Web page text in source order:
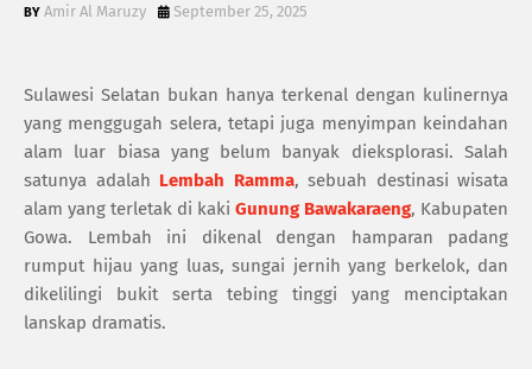
Amir Al Maruzy September 25, 2025
Sulawesi Selatan bukan hanya terkenal dengan kulinernya
yang menggugah selera, tetapi juga menyimpan keindahan
alam luar biasa yang belum banyak dieksplorasi. Salah
satunya adalah Lembah Ramma, sebuah destinasi wisata
alam yang terletak di kaki Gunung Bawakaraeng, Kabupaten
Gowa. Lembah ini dikenal dengan hamparan padang
rumput hijau yang luas, sungai jernih yang berkelok, dan
dikelilingi bukit serta tebing tinggi yang menciptakan
lanskap dramatis.